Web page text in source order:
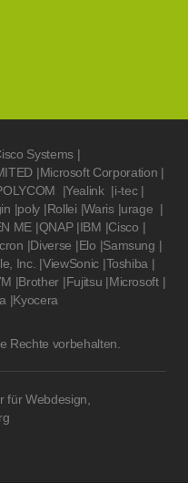
Systems |
|Microsoft Corporation |
|Yealink |i-tec |
|poly |Rollei |Waris |urage |
ME |QNAP |IBM |Cisco |
|Diverse |Elo |Samsung |
Inc. |ViewSonic |Toshiba |
|Brother |Fujitsu |Microsoft |
|Kyocera
Rechte vorbehalten.
für Webdesign,